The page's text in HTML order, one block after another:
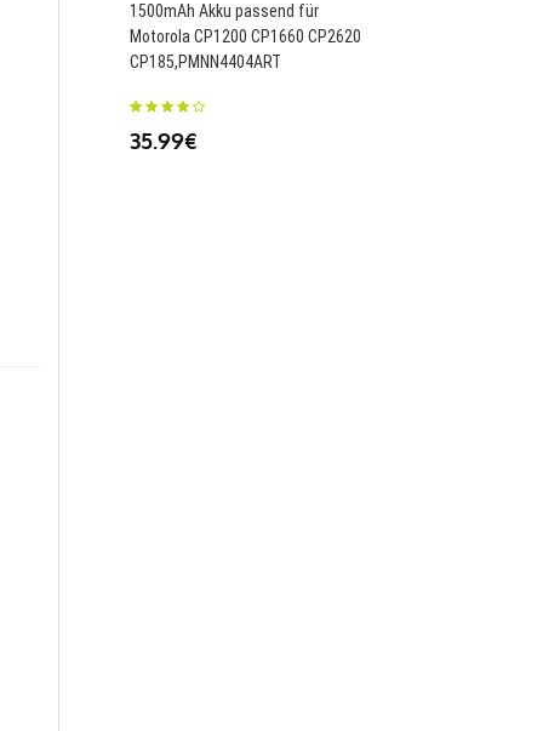
1500mAh Akku passend für
Motorola CP1200 CP1660 CP2620
CP185,PMNN4404ART
35.99€